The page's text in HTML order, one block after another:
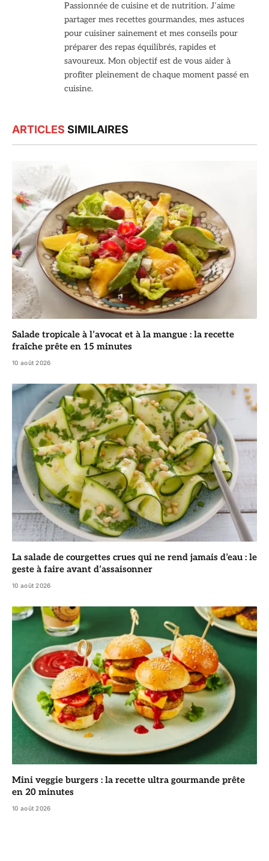
Passionnée de cuisine et de nutrition. J’aime
partager mes recettes gourmandes, mes astuces
pour cuisiner sainement et mes conseils pour
préparer des repas équilibrés, rapides et
savoureux. Mon objectif est de vous aider à
profiter pleinement de chaque moment passé en
cuisine.
ARTICLES SIMILAIRES
Salade tropicale à l’avocat et à la mangue : la recette
fraîche prête en 15 minutes
10 août 2026
La salade de courgettes crues qui ne rend jamais d’eau : le
geste à faire avant d’assaisonner
10 août 2026
Mini veggie burgers : la recette ultra gourmande prête
en 20 minutes
10 août 2026